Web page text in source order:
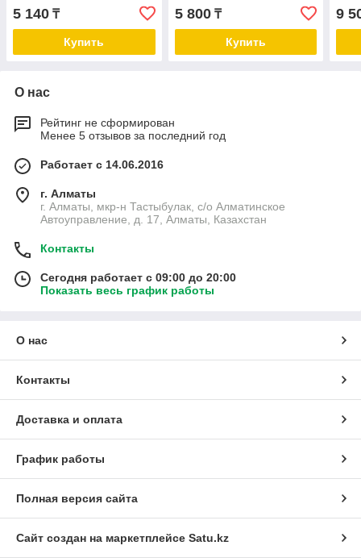
5 140 ₸
Купить
5 800₸
Купить
9
О нас
Рейтинг не сформирован
Менее 5 отзывов за последний год
Работает с 14.06.2016
г. Алматы
г. Алматы, мкр-н Тастыбулак, с/о Алматинское
Автоуправление, д. 17, Алматы, Казахстан
Контакты
Сегодня работает с 09:00 до 20:00
Показать весь график работы
О нас
Контакты
Доставка и оплата
График работы
Полная версия сайта
Сайт создан на маркетплейсе Satu.kz